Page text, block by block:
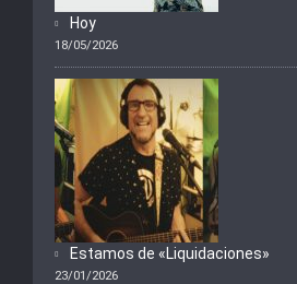
Hoy
18/05/2026
Estamos de «Liquidaciones»
23/01/2026